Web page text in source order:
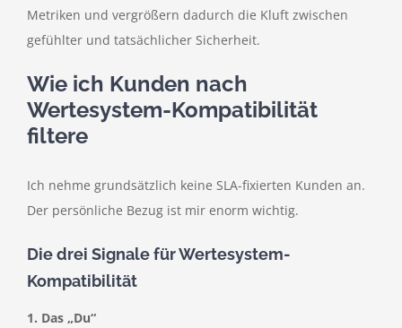
Metriken und vergrößern dadurch die Kluft zwischen
gefühlter und tatsächlicher Sicherheit.
Wie ich Kunden nach
Wertesystem-Kompatibilität
filtere
Ich nehme grundsätzlich keine SLA-fixierten Kunden an.
Der persönliche Bezug ist mir enorm wichtig.
Die drei Signale für Wertesystem-
Kompatibilität
1. Das „Du“